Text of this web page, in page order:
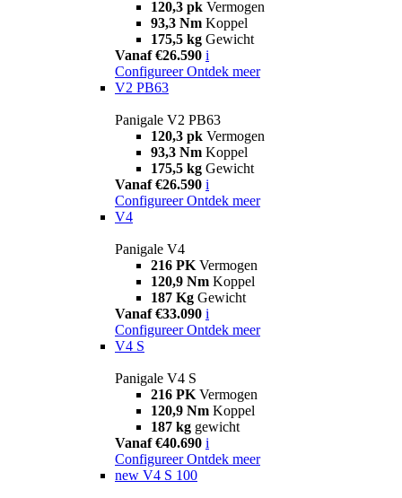
120,3 pk Vermogen
93,3 Nm Koppel
175,5 kg Gewicht
Vanaf €26.590 i
Configureer Ontdek meer
V2 PB63
Panigale V2 PB63
120,3 pk Vermogen
93,3 Nm Koppel
175,5 kg Gewicht
Vanaf €26.590 i
Configureer Ontdek meer
V4
Panigale V4
216 PK Vermogen
120,9 Nm Koppel
187 Kg Gewicht
Vanaf €33.090 i
Configureer Ontdek meer
V4 S
Panigale V4 S
216 PK Vermogen
120,9 Nm Koppel
187 kg gewicht
Vanaf €40.690 i
Configureer Ontdek meer
new V4 S 100